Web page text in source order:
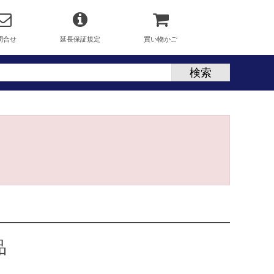
合せ 延長保証規定 買い物かご